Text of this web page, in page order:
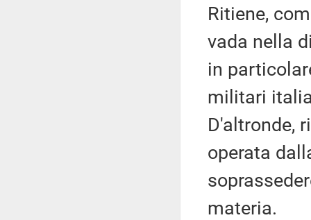
Ritiene,
vada nella
in
militari
D'altronde,
operata
materia.